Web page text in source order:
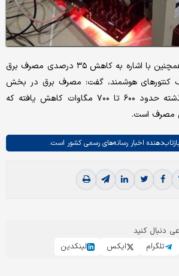
مصطفی رجبی مشهدی همچنین با اشاره به کاهش ۳۵ درصدی مصرف برق
کنتورهای هوشمند، گفت: مصرف برق در بخش
اداری نسبت به سال گذشته حدود ۶۰۰ تا ۷۰۰ مگاوات کاهش یافته که
اخبار رسانه‌های رسمی کشور است.
دنبال کنید
تلگرام ایکس لینکدین